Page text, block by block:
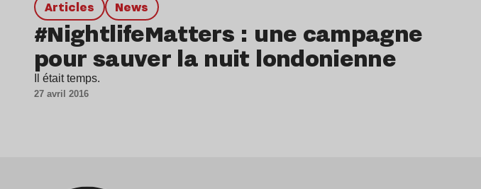
Articles news
#NightlifeMatters : une campagne
pour sauver la nuit londonienne
Il était temps.
27 avril 2016